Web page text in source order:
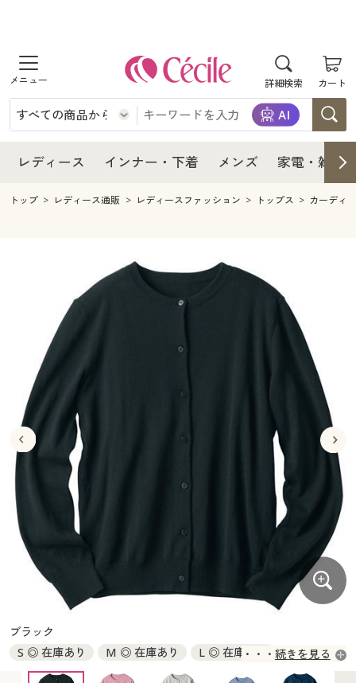
詳細検索 カート
商品を探す
レディース
レディースファッション
インナー・下着
インナー・下着通販すべて
ジュニア・ティーンズ下着
メンズ
メンズファッション
メンズ下着
家電・雑貨すべて
キッチン・雑貨・日用品
寝具・インテリア・家具
寝具・インテリア・家具通販すべて
家具・収納
寝具・ベッド
カーテン・ラグ・ファブリック
美容・健康
美容・健康通販すべて
美容・健康・サプリメント
制服・スクール
制服・スクールすべて
制服・学生服
ジュニア・ティーンズ下着
大きいサイズ
大きいサイズ通販すべて
大きいサイズ レディース服
大きいサイズ レディース下着
大きいサイズ メンズ
大きいサイズ 事務・制服
バーゲン
バーゲンセール
シークレットセール
詳細検索
商品カテゴリ一覧
カタログ
カタログ・チラシからのご注文
デジタルカタログ
レディース インナー・下着 メンズ 家電・雑貨
レディース
レディース通販すべて
レディースファッション
インナー・下着
インナー・下着通販すべて
ジュニア・ティーンズ下着
メンズ
キッチン・雑貨・日用品
寝具・インテリア・家具通販すべて
家具・収納
寝具・ベッド
カーテン・ラグ・ファブリック
美容・健康通販すべて
美容・健康・サプリメント
制服・スクール
制服・スクールすべて
制服・学生服
ジュニア・ティーンズ下着
大きいサイズ
大きいサイズ通販すべて
大きいサイズ レディース服
大きいサイズ レディース下着
大きいサイズ メンズ
大きいサイズ 事務・制服
バーゲン
バーゲンセール
シークレットセール
詳細検索
商品カテゴリ一覧
カタログ
カタログ・チラシからのご注文
カタログ無料プレゼント
トップ レディース通販 レディースファッション トップス カーディ
ブラック
S ◎ 在庫あり
M ◎ 在庫あり
L ◎ 在庫あり
LL ◎ 在庫あり
3L ◎ 在庫あり
続きを見る